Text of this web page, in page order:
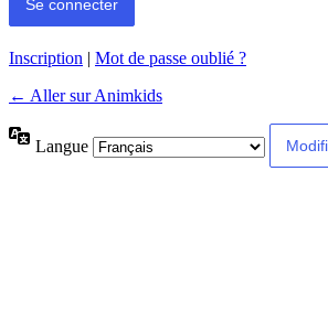
Inscription | Mot de passe oublié ?
← Aller sur Animkids
Langue